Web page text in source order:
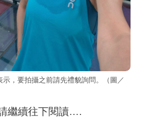
示，要拍攝之前請先禮貌詢問。（圖／
繼續往下閱讀….